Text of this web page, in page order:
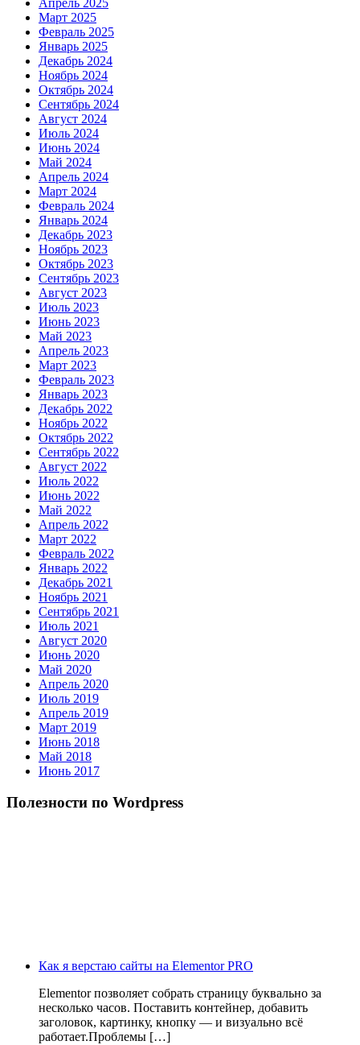
Апрель 2025
Март 2025
Февраль 2025
Январь 2025
Декабрь 2024
Ноябрь 2024
Октябрь 2024
Сентябрь 2024
Август 2024
Июль 2024
Июнь 2024
Май 2024
Апрель 2024
Март 2024
Февраль 2024
Январь 2024
Декабрь 2023
Ноябрь 2023
Октябрь 2023
Сентябрь 2023
Август 2023
Июль 2023
Июнь 2023
Май 2023
Апрель 2023
Март 2023
Февраль 2023
Январь 2023
Декабрь 2022
Ноябрь 2022
Октябрь 2022
Сентябрь 2022
Август 2022
Июль 2022
Июнь 2022
Май 2022
Апрель 2022
Март 2022
Февраль 2022
Январь 2022
Декабрь 2021
Ноябрь 2021
Сентябрь 2021
Июль 2021
Август 2020
Июнь 2020
Май 2020
Апрель 2020
Июль 2019
Апрель 2019
Март 2019
Июнь 2018
Май 2018
Июнь 2017
Полезности по Wordpress
Как я верстаю сайты на Elementor PRO
Elementor позволяет собрать страницу буквально за
несколько часов. Поставить контейнер, добавить
заголовок, картинку, кнопку — и визуально всё
работает.Проблемы […]